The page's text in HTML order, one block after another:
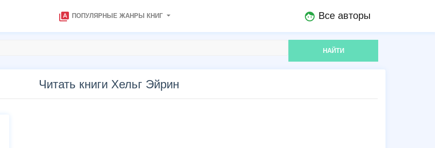
type_specimen ПОПУЛЯРНЫЕ ЖАНРЫ КНИГ face Все авторы
НАЙТИ
Читать книги Хельг Эйрин